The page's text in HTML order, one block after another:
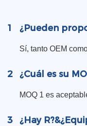
1 ¿Pueden
Sí, tanto OEM
2 ¿Cuál es su
MOQ 1 es
3 ¿Hay